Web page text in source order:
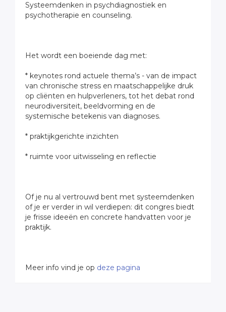
Systeemdenken in psychdiagnostiek en
psychotherapie en counseling.
Het wordt een boeiende dag met:
* keynotes rond actuele thema’s - van de impact
van chronische stress en maatschappelijke druk
op cliënten en hulpverleners, tot het debat rond
neurodiversiteit, beeldvorming en de
systemische betekenis van diagnoses.
* praktijkgerichte inzichten
* ruimte voor uitwisseling en reflectie
Of je nu al vertrouwd bent met systeemdenken
of je er verder in wil verdiepen: dit congres biedt
je frisse ideeën en concrete handvatten voor je
praktijk.
Meer info vind je op deze pagina